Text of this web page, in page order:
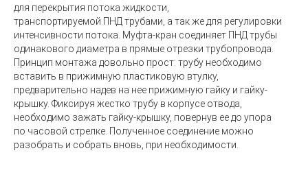
для перекрытия потока жидкости,
транспортируемой ПНД трубами, а так же для регулировки
интенсивности потока. Муфта-кран соединяет ПНД трубы
одинакового диаметра в прямые отрезки трубопровода.
Принцип монтажа довольно прост: трубу необходимо
вставить в прижимную пластиковую втулку,
предварительно надев на нее прижимную гайку и гайку-
крышку. Фиксируя жестко трубу в корпусе отвода,
необходимо зажать гайку-крышку, повернув ее до упора
по часовой стрелке. Полученное соединение можно
разобрать и собрать вновь, при необходимости.